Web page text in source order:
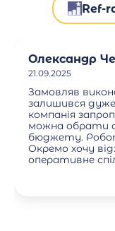
Ref-
Олександр
21.09.2025
Замовляв
залишився
компанія
можна обрати
бюджету.
Окремо хочу
оперативне